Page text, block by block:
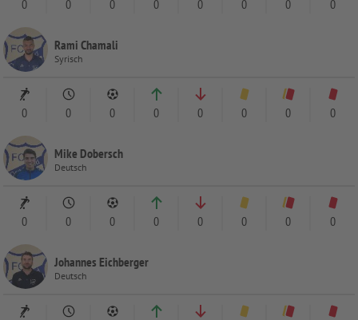
0 0 0 0 0 0 0 0
Rami Chamali
Syrisch
0 0 0 0 0 0 0 0
Mike Dobersch
Deutsch
0 0 0 0 0 0 0 0
Johannes Eichberger
Deutsch